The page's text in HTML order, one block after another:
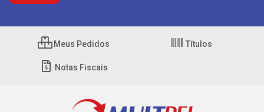
Meus Pedidos Títulos
Notas Fiscais